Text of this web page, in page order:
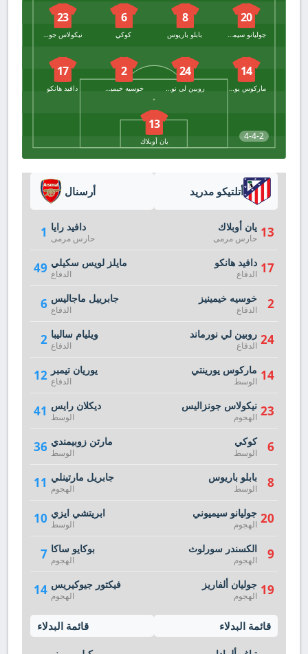
4-4-2
20
جوليانو سيميوني
8
بابلو باريوس
6
كوكي
23
نيكولاس جونزاليس
14
24
2
17
دافيد هانكو
13
يان أوبلاك
أرسنال
1 دافيد رايا
حارس مرمى
49 مايلز لويس سكيلي
الدفاع
6 جابرييل ماجاليس
الدفاع
2 ويليام ساليبا
الدفاع
12 يوريان تيمبر
الدفاع
41 ديكلان رايس
الوسط
36 مارتن زوبيمندي
الوسط
11 جابريل مارتينلي
الهجوم
10 ابريتشي ايزي
الوسط
7 بوكايو ساكا
الهجوم
14 فيكتور جيوكيريس
الهجوم
قائمة البدلاء
أتلتيكو مدريد
13 يان أوبلاك
حارس مرمى
17 دافيد هانكو
الدفاع
2 خوسيه خيمينيز
الدفاع
24 روبين لي نورماند
الدفاع
14 ماركوس يورينتي
الوسط
23 نيكولاس جونزاليس
الهجوم
6 كوكي
الوسط
8 بابلو باريوس
الوسط
20 جوليانو سيميوني
الهجوم
9 الكسندر سورلوث
الهجوم
19 جوليان ألفاريز
الهجوم
قائمة البدلاء